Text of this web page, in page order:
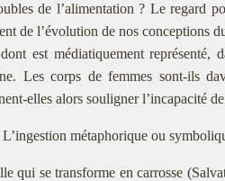
de l’alimentation ? Le regard
de l’évolution de nos conceptions
est médiatiquement représenté,
Les corps de femmes sont-ils
elles alors souligner l’incapacité
métaphorique ou
qui se transforme en carrosse